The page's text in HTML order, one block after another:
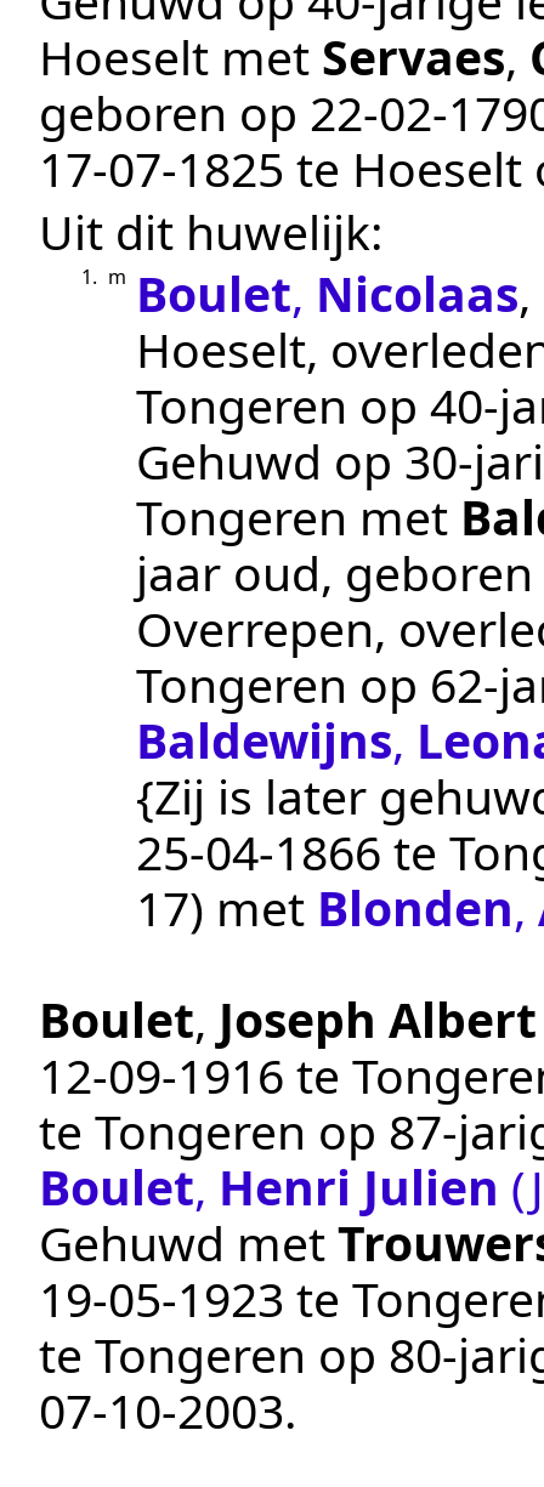
Hoeselt met Servaes,
geboren op
17‑07‑1825 te Hoeselt
Uit dit huwelijk:
1. m Boulet, Nicolaas
Hoeselt,
Tongeren op 40-
Gehuwd op 30-
Tongeren met
jaar oud,
Overrepen,
Tongeren op 62-
Baldewijns,
{Zij is later
25‑04‑1866 te
17) met Blonden,
Boulet, Joseph
12‑09‑1916 te
te Tongeren op 87-
Boulet, Henri Julien
Gehuwd met
19‑05‑1923 te
te Tongeren op 80-
07‑10‑2003.